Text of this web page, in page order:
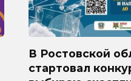
В Ростовской
стартовал